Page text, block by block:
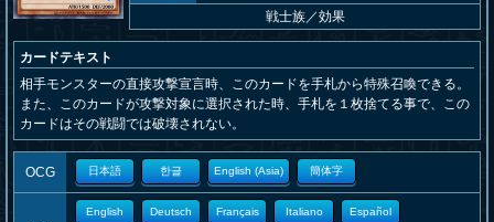
戦士族／効果
カードテキスト
相手モンスターの直接攻撃宣言時、このカードを手札から特殊召喚できる。
また、このカードが攻撃対象に選択された時、手札を１枚捨てる事で、この
カードはその戦闘では破壊されない。
OCG 日本語 한글 English (Asia) 簡体字
English Deutsch Français Italiano Español